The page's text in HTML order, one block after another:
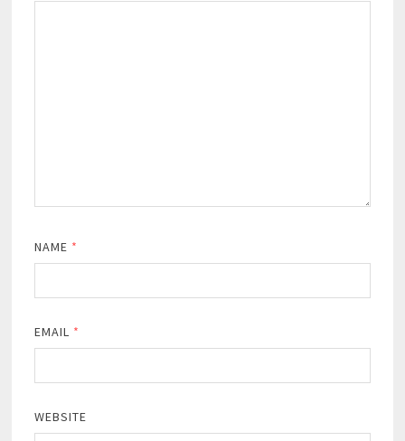
NAME *
EMAIL *
WEBSITE